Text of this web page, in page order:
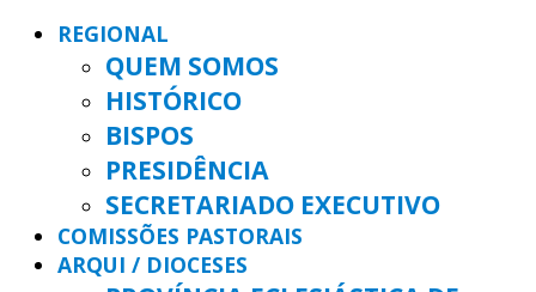
REGIONAL
QUEM SOMOS
HISTÓRICO
BISPOS
PRESIDÊNCIA
SECRETARIADO EXECUTIVO
COMISSÕES PASTORAIS
ARQUI / DIOCESES